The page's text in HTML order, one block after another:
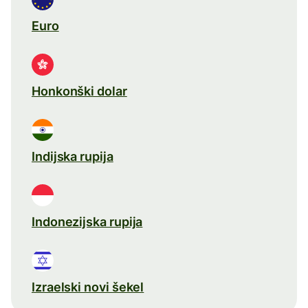
Euro
Honkonški dolar
Indijska rupija
Indonezijska rupija
Izraelski novi šekel